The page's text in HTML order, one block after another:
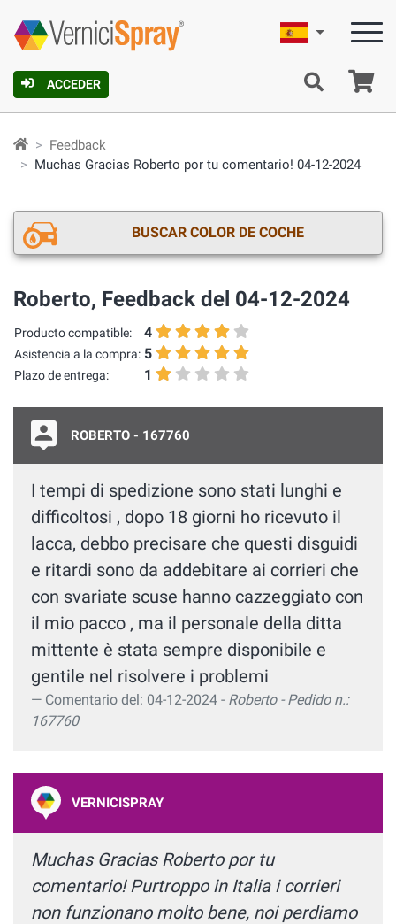
ACCEDER
Español
Feedback
Muchas Gracias Roberto por tu comentario! 04-12-2024
BUSCAR COLOR DE COCHE
Roberto, Feedback del 04-12-2024
Producto compatible:
Asistencia a la compra:
Plazo de entrega:
4
5
1
ROBERTO - 167760
I tempi di spedizione sono stati lunghi e
difficoltosi , dopo 18 giorni ho ricevuto il
lacca, debbo precisare che questi disguidi
e ritardi sono da addebitare ai corrieri che
con svariate scuse hanno cazzeggiato con
il mio pacco , ma il personale della ditta
mittente è stata sempre disponibile e
gentile nel risolvere i problemi
Comentario del: 04-12-2024 - Roberto - Pedido n.:
167760
VERNICISPRAY
Muchas Gracias Roberto por tu
comentario! Purtroppo in Italia i corrieri
non funzionano molto bene, noi perdiamo